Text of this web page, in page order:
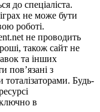
до спеціаліста.
не може бути
роботі.
не проводить
також сайт не
та інших
пов’язані з
Будь-
в